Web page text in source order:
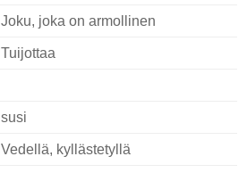
Joku, joka on armollinen
Tuijottaa
susi
Vedellä, kyllästetyllä